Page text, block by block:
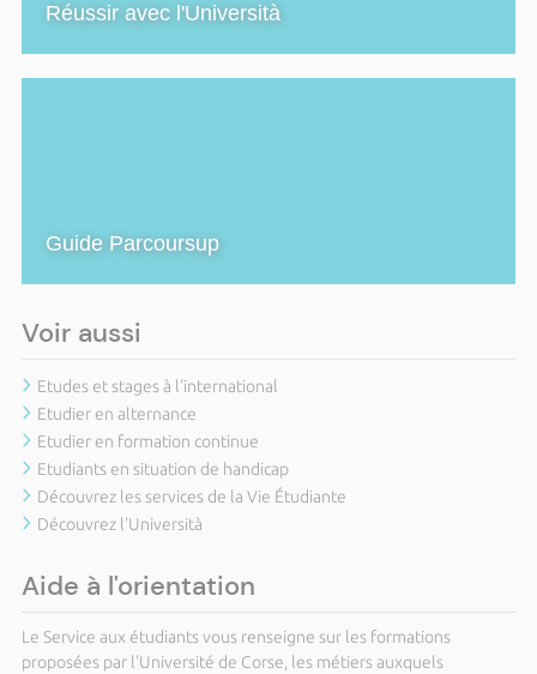
Réussir avec l'Università
Guide Parcoursup
Voir aussi
Etudes et stages à l'international
Etudier en alternance
Etudier en formation continue
Etudiants en situation de handicap
Découvrez les services de la Vie Étudiante
Découvrez l'Università
Aide à l'orientation
Le Service aux étudiants vous renseigne sur les formations
proposées par l'Université de Corse, les métiers auxquels